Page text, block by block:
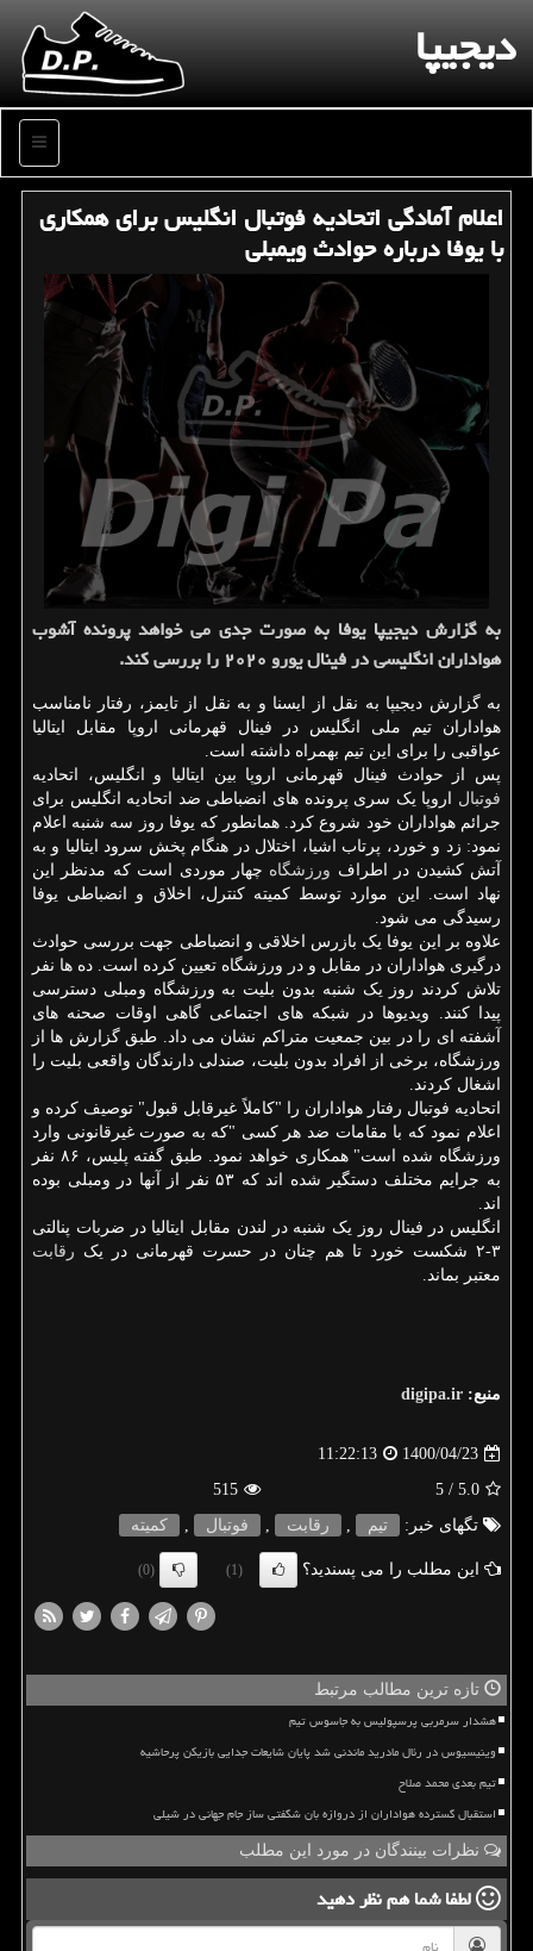
دیجیپا
منو
اعلام آمادگی اتحادیه فوتبال انگلیس برای همكاری
با یوفا درباره حوادث ویمبلی
به گزارش دیجیپا یوفا به صورت جدی می خواهد پرونده آشوب
هواداران انگلیسی در فینال یورو ۲۰۲۰ را بررسی کند.
به گزارش دیجیپا به نقل از ایسنا و به نقل از تایمز، رفتار نامناسب
هواداران تیم ملی انگلیس در فینال قهرمانی اروپا مقابل ایتالیا
عواقبی را برای این تیم بهمراه داشته است.
پس از حوادث فینال قهرمانی اروپا بین ایتالیا و انگلیس، اتحادیه
فوتبال اروپا یک سری پرونده های انضباطی ضد اتحادیه انگلیس برای
جرائم هواداران خود شروع کرد. همانطور که یوفا روز سه شنبه اعلام
نمود: زد و خورد، پرتاب اشیا، اختلال در هنگام پخش سرود ایتالیا و به
آتش کشیدن در اطراف ورزشگاه چهار موردی است که مدنظر این
نهاد است. این موارد توسط کمیته کنترل، اخلاق و انضباطی یوفا
رسیدگی می شود.
علاوه بر این یوفا یک بازرس اخلاقی و انضباطی جهت بررسی حوادث
درگیری هواداران در مقابل و در ورزشگاه تعیین کرده است. ده ها نفر
تلاش کردند روز یک شنبه بدون بلیت به ورزشگاه ومبلی دسترسی
پیدا کنند. ویدیوها در شبکه های اجتماعی گاهی اوقات صحنه های
آشفته ای را در بین جمعیت متراکم نشان می داد. طبق گزارش ها از
ورزشگاه، برخی از افراد بدون بلیت، صندلی دارندگان واقعی بلیت را
اشغال کردند.
اتحادیه فوتبال رفتار هواداران را "کاملاً غیرقابل قبول" توصیف کرده و
اعلام نمود که با مقامات ضد هر کسی "که به صورت غیرقانونی وارد
ورزشگاه شده است" همکاری خواهد نمود. طبق گفته پلیس، ۸۶ نفر
به جرایم مختلف دستگیر شده اند که ۵۳ نفر از آنها در ومبلی بوده
اند.
انگلیس در فینال روز یک شنبه در لندن مقابل ایتالیا در ضربات پنالتی
۳-۲ شکست خورد تا هم چنان در حسرت قهرمانی در یک
رقابت
معتبر بماند.
منبع: digipa.ir
1400/04/23
11:22:13
5.0
/ 5
515
تگهای خبر:
تیم , رقابت , فوتبال , كمیته
این مطلب را می پسندید؟ (1)
(0)
تازه ترین مطالب مرتبط
هشدار سرمربی پرسپولیس به جاسوس تیم
وینیسیوس در رئال مادرید ماندنی شد پایان شایعات جدایی بازیکن پرحاشیه
تیم بعدی محمد صلاح
استقبال گسترده هواداران از دروازه بان شگفتی ساز جام جهانی در شیلی
نظرات بینندگان در مورد این مطلب
لطفا شما همنظر دهید